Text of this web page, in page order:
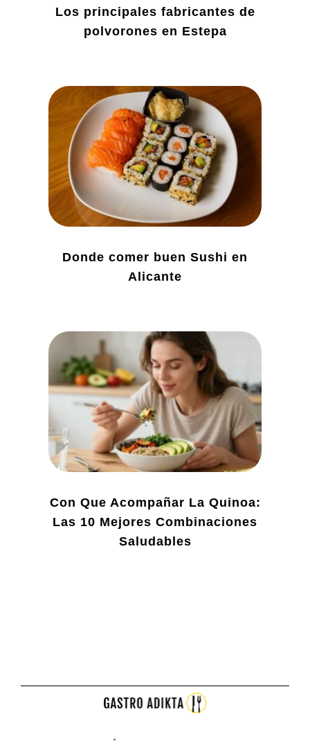
Los principales fabricantes de
polvorones en Estepa
Donde comer buen Sushi en
Alicante
Con Que Acompañar La Quinoa:
Las 10 Mejores Combinaciones
Saludables